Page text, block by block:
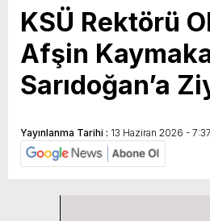
KSÜ Rektörü
Afşin
Sarıdoğan’a
Yayınlanma Tarihi : 13 Haziran 2026 - 7:37